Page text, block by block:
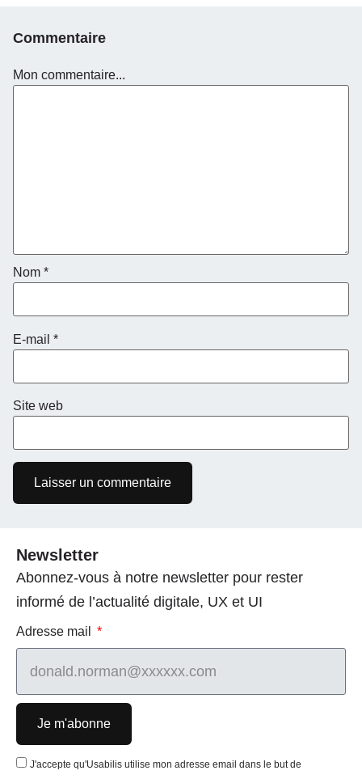
Commentaire
Mon commentaire...
Nom *
E-mail *
Site web
Newsletter
Abonnez-vous à notre newsletter pour rester
informé de l’actualité digitale, UX et UI
Adresse mail
Je m'abonne
J'accepte qu'Usabilis utilise mon adresse email dans le but de